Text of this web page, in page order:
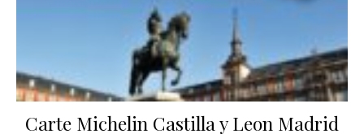
Carte Michelin Castilla y Leon Madrid